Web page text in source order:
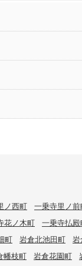
ノ西町 一乗寺里ノ前
花ノ木町 一乗寺払殿
町 岩倉北池田町 岩
幡枝町 岩倉花園町